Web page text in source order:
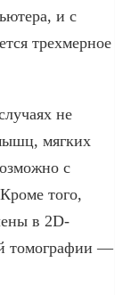
и с
трехмерное
не
мягких
с
того,
в 2D-
томографии —